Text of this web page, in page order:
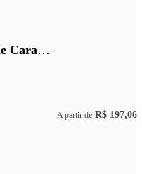
Terminal Rodoviário de Caratinga
A partir de R$ 197,06